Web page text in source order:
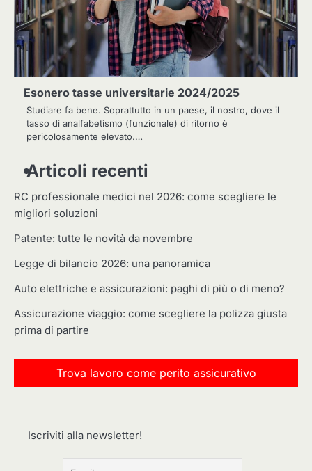
Esonero tasse universitarie 2024/2025
Studiare fa bene. Soprattutto in un paese, il nostro, dove il
tasso di analfabetismo (funzionale) di ritorno è
pericolosamente elevato.…
Articoli recenti
RC professionale medici nel 2026: come scegliere le
migliori soluzioni
Patente: tutte le novità da novembre
Legge di bilancio 2026: una panoramica
Auto elettriche e assicurazioni: paghi di più o di meno?
Assicurazione viaggio: come scegliere la polizza giusta
prima di partire
Trova lavoro come perito assicurativo
Iscriviti alla newsletter!